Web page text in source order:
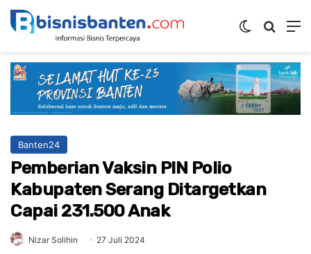
Switch skin
Banten24
Pemberian Vaksin PIN Polio
Kabupaten Serang Ditargetkan
Capai 231.500 Anak
Nizar Solihin 27 Juli 2024